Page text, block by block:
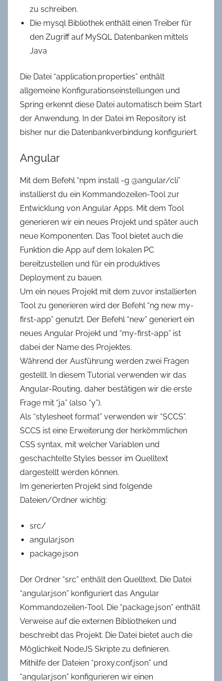
zu schreiben.
Die mysql Bibliothek enthält einen Treiber für
den Zugriff auf MySQL Datenbanken mittels
Java
Die Datei “application.properties” enthält
allgemeine Konfigurationseinstellungen und
Spring erkennt diese Datei automatisch beim Start
der Anwendung. In der Datei im Repository ist
bisher nur die Datenbankverbindung konfiguriert.
Angular
Mit dem Befehl “npm install -g @angular/cli”
installierst du ein Kommandozeilen-Tool zur
Entwicklung von Angular Apps. Mit dem Tool
generieren wir ein neues Projekt und später auch
neue Komponenten. Das Tool bietet auch die
Funktion die App auf dem lokalen PC
bereitzustellen und für ein produktives
Deployment zu bauen.
Um ein neues Projekt mit dem zuvor installierten
Tool zu generieren wird der Befehl “ng new my-
first-app” genutzt. Der Befehl “new” generiert ein
neues Angular Projekt und “my-first-app” ist
dabei der Name des Projektes.
Während der Ausführung werden zwei Fragen
gestellt. In diesem Tutorial verwenden wir das
Angular-Routing, daher bestätigen wir die erste
Frage mit “ja” (also “y”).
Als “stylesheet format” verwenden wir “SCCS”.
SCCS ist eine Erweiterung der herkömmlichen
CSS syntax, mit welcher Variablen und
geschachtelte Styles besser im Quelltext
dargestellt werden können.
Im generierten Projekt sind folgende
Dateien/Ordner wichtig:
src/
angular.json
package.json
Der Ordner “src” enthält den Quelltext. Die Datei
“angular.json” konfiguriert das Angular
Kommandozeilen-Tool. Die “package.json” enthält
Verweise auf die externen Bibliotheken und
beschreibt das Projekt. Die Datei bietet auch die
Möglichkeit NodeJS Skripte zu definieren.
Mithilfe der Dateien “proxy.conf.json” und
“angular.json” konfigurieren wir einen